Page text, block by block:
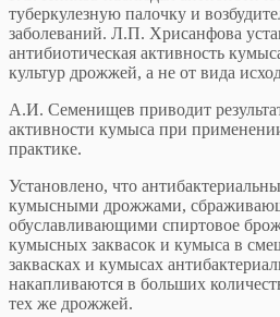
туберкулезную палочку и
заболеваний. Л.П. Хрисанфова
антибиотическая активность
культур дрожжей, а не от вида
А.И. Семенищев приводит
активности кумыса при
практике.
Установлено, что
кумысными дрожжами,
обуславливающими спиртовое
кумысных заквасок и кумыса в
заквасках и кумысах
накапливаются в больших
тех же дрожжей.